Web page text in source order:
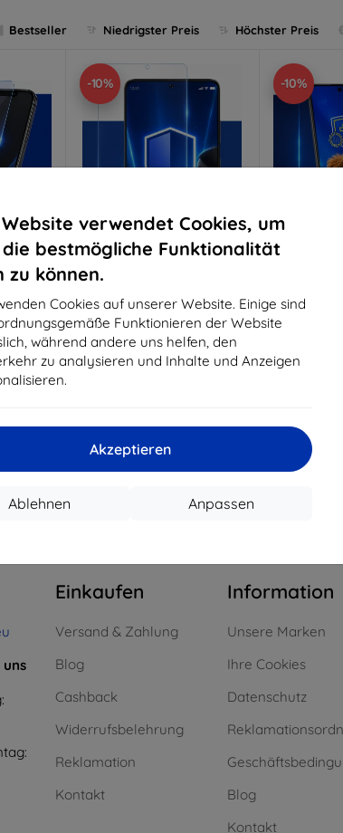
verwendet Cookies, um
die bestmögliche Funktionalität
zu können.
Cookies auf unserer Website. Einige sind
Funktionieren der Website
während andere uns helfen, den
zu analysieren und Inhalte und Anzeigen
Akzeptieren
Anpassen
Ablehnen
Bestseller Niedrigster Preis Höchster Preis
-10%
Gutschein
3mk Pure Matt Schutzglas
Maßgeschneidert
11,61 €
Auf Lager > 5 Stk.
-10%
3mk
Auf
Einkaufen
Versand & Zahlung
Blog
Cashback
Widerrufsbelehrung
Reklamation
Kontakt
Information
Unsere Marken
Ihre Cookies
Datenschutz
Blog
Kontakt